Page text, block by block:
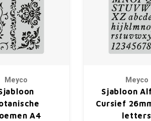
Meyco
A4
Meyco
Sjabloon
Cursief
letters